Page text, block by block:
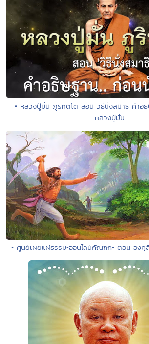
• หลวงปู่มั่น ภูริทัตโต สอน วิธีนั่งสมาธิ คําอ
หลวงปู่มั่น
• ศูนย์เผยแผ่ธรรมะออนไลน์กัณฑกะ ตอน องคุ